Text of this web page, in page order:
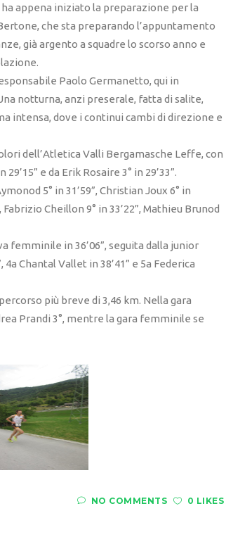
appena iniziato la preparazione per la
che sta preparando l’appuntamento
già argento a squadre lo scorso anno e
Paolo Germanetto, qui in
notturna, anzi preserale, fatta di salite,
intensa, dove i continui cambi di direzione e
dell’Atletica Valli Bergamasche Leffe, con
e da Erik Rosaire 3° in 29’33”.
5° in 31’59”, Christian Joux 6° in
Fabrizio Cheillon 9° in 33’22”, Mathieu Brunod
femminile in 36’06”, seguita dalla junior
4a Chantal Vallet in 38’41” e 5a Federica
più breve di 3,46 km. Nella gara
Prandi 3°, mentre la gara femminile se
NO COMMENTS 0 LIKES